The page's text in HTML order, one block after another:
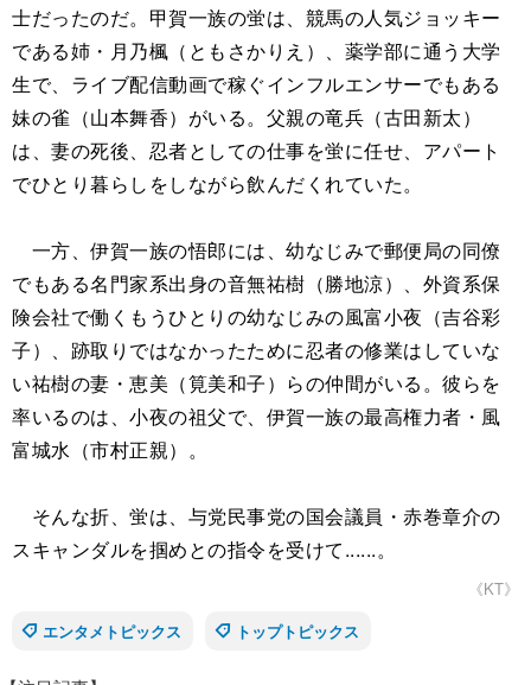
士だったのだ。甲賀一族の蛍は、競馬の人気ジョッキー
である姉・月乃楓（ともさかりえ）、薬学部に通う大学
生で、ライブ配信動画で稼ぐインフルエンサーでもある
妹の雀（山本舞香）がいる。父親の竜兵（古田新太）
は、妻の死後、忍者としての仕事を蛍に任せ、アパート
でひとり暮らしをしながら飲んだくれていた。
一方、伊賀一族の悟郎には、幼なじみで郵便局の同僚
でもある名門家系出身の音無祐樹（勝地涼）、外資系保
険会社で働くもうひとりの幼なじみの風富小夜（吉谷彩
子）、跡取りではなかったために忍者の修業はしていな
い祐樹の妻・恵美（筧美和子）らの仲間がいる。彼らを
率いるのは、小夜の祖父で、伊賀一族の最高権力者・風
富城水（市村正親）。
そんな折、蛍は、与党民事党の国会議員・赤巻章介の
スキャンダルを掴めとの指令を受けて......。
《KT》
エンタメトピックス
トップトピックス